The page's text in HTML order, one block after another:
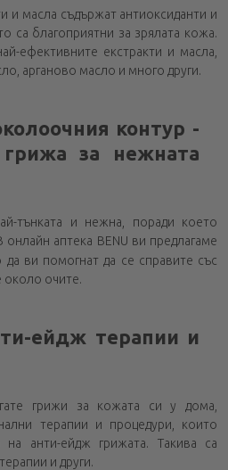
и масла съдържат антиоксиданти и
са благоприятни за зрялата кожа.
ефективните екстракти и масла,
арганово масло и много други.
контур -
за нежната
тънката и нежна, поради което
онлайн аптека BENU ви предлагаме
да ви помогнат да се справите със
около очите.
ейдж терапии и
грижи за кожата си у дома,
терапии и процедури, които
анти-ейдж грижата. Такива са
и други.